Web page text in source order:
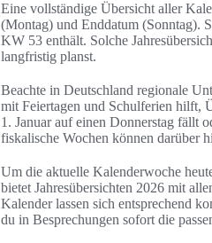
Eine vollständige Übersicht aller
(Montag) und Enddatum (Sonntag).
KW 53 enthält. Solche
langfristig planst.
Beachte in Deutschland regionale
mit Feiertagen und Schulferien hilft,
1. Januar auf einen Donnerstag fällt
fiskalische Wochen können darüber
Um die aktuelle Kalenderwoche
bietet Jahresübersichten 2026 mit
Kalender lassen sich entsprechend
du in Besprechungen sofort die